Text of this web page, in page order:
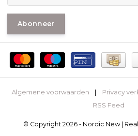
Abonneer
Algemene voorwaarden Privacy
RSS Feed
© Copyright 2026 - Nordic New |